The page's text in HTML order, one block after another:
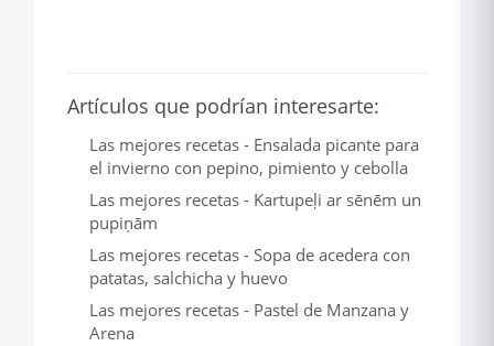
Artículos que podrían interesarte:
Las mejores recetas - Ensalada picante para
el invierno con pepino, pimiento y cebolla
Las mejores recetas - Kartupeļi ar sēnēm un
pupiņām
Las mejores recetas - Sopa de acedera con
patatas, salchicha y huevo
Las mejores recetas - Pastel de Manzana y
Arena